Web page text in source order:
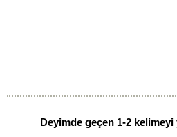
Deyimde geçen 1-2